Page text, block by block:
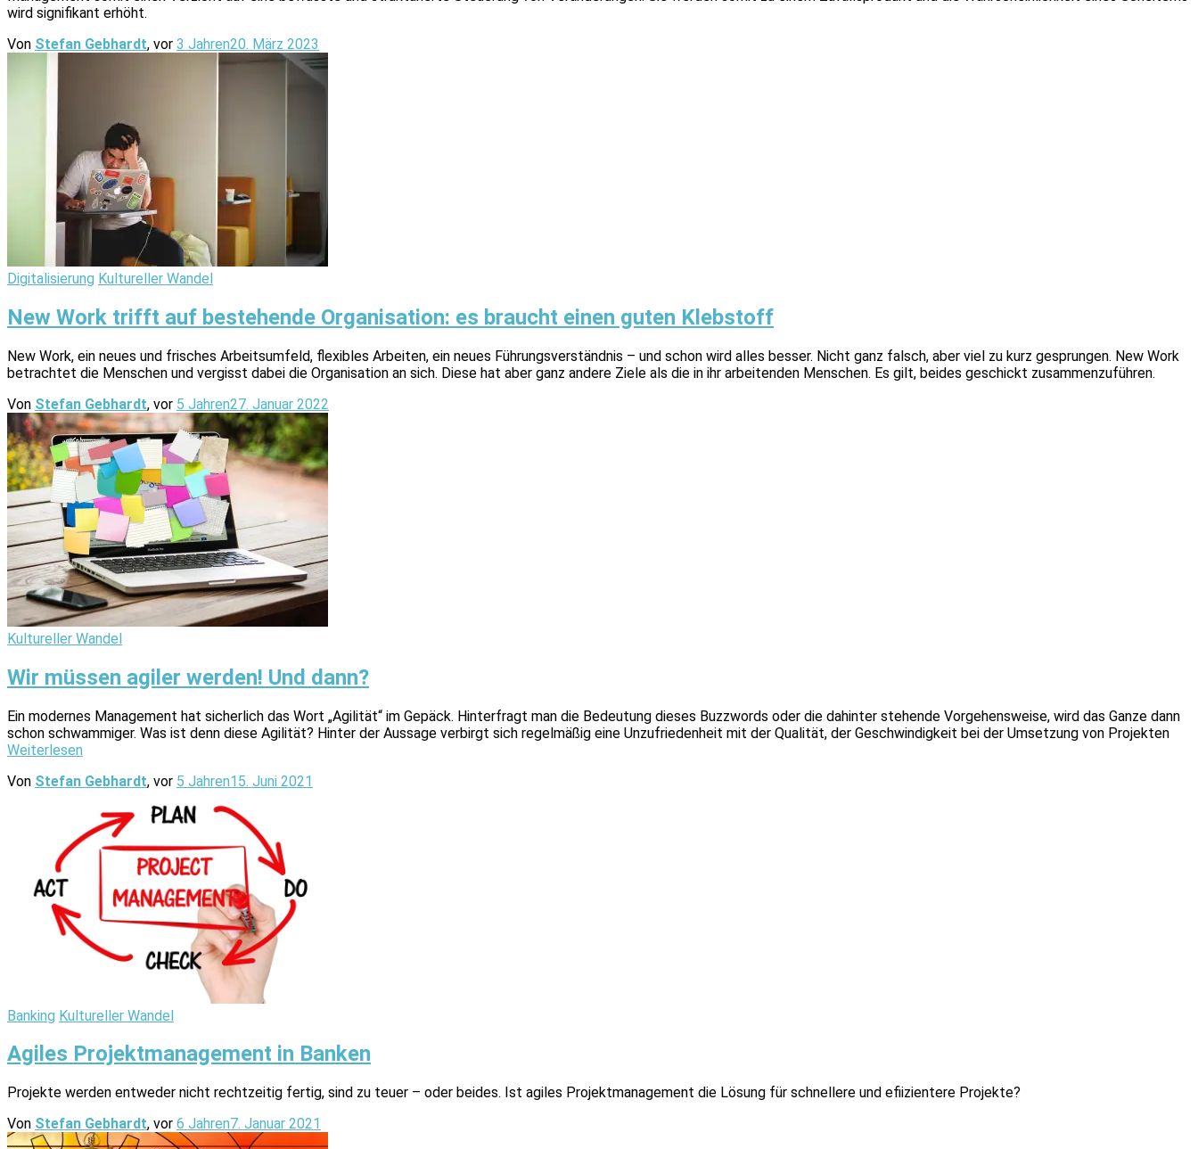
wird signifikant erhöht.
Von Stefan Gebhardt, vor 3 Jahren20. März 2023
Digitalisierung Kultureller Wandel
New Work trifft auf bestehende Organisation: es braucht einen guten Klebstoff
New Work, ein neues und frisches Arbeitsumfeld, flexibles Arbeiten, ein neues Führungsverständnis – und schon wird alles besser. Nicht ganz falsch, aber viel zu kurz gesprungen. New Work
betrachtet die Menschen und vergisst dabei die Organisation an sich. Diese hat aber ganz andere Ziele als die in ihr arbeitenden Menschen. Es gilt, beides geschickt zusammenzuführen.
Von Stefan Gebhardt, vor 5 Jahren27. Januar 2022
Kultureller Wandel
Wir müssen agiler werden! Und dann?
Ein modernes Management hat sicherlich das Wort „Agilität“ im Gepäck. Hinterfragt man die Bedeutung dieses Buzzwords oder die dahinter stehende Vorgehensweise, wird das Ganze dann
schon schwammiger. Was ist denn diese Agilität? Hinter der Aussage verbirgt sich regelmäßig eine Unzufriedenheit mit der Qualität, der Geschwindigkeit bei der Umsetzung von Projekten
Weiterlesen
Von Stefan Gebhardt, vor 5 Jahren15. Juni 2021
Banking Kultureller Wandel
Agiles Projektmanagement in Banken
Projekte werden entweder nicht rechtzeitig fertig, sind zu teuer – oder beides. Ist agiles Projektmanagement die Lösung für schnellere und efiizientere Projekte?
Von Stefan Gebhardt, vor 6 Jahren7. Januar 2021